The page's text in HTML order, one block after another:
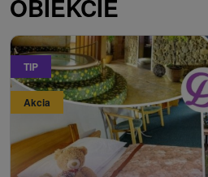
OBIEKCIE
TIP
Akcia